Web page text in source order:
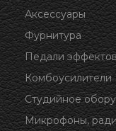
Аксессуары
Фурнитура
Педали
Комбоусилители
Студийное
Микрофоны,